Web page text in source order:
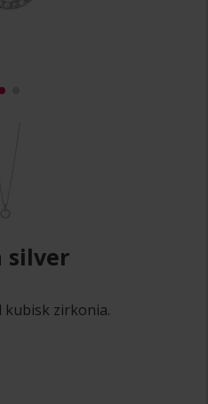
silver
kubisk zirkonia.